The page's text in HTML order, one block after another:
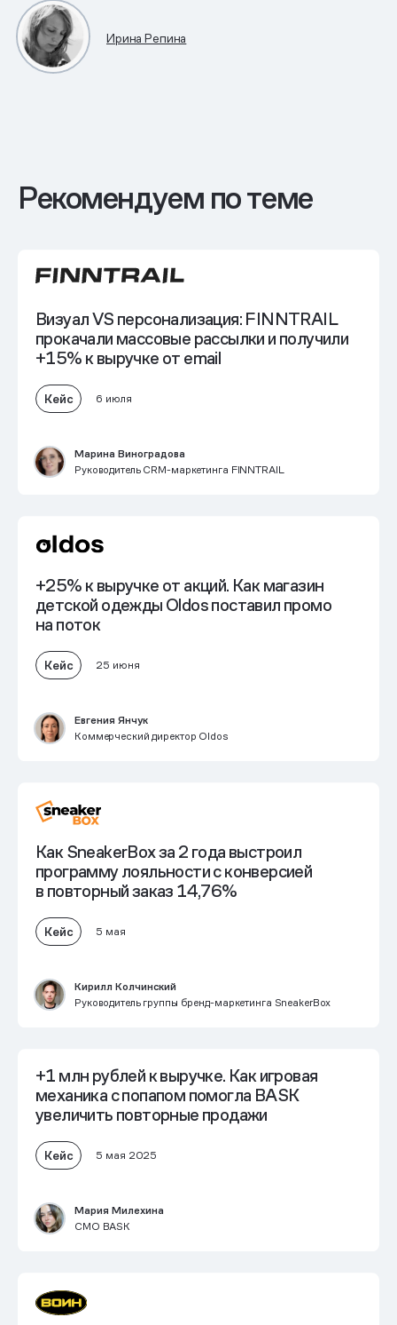
Ирина Репина
Рекомендуем по теме
Визуал VS персонализация: FINNTRAIL
прокачали массовые рассылки и получили
+15% к выручке от email
Кейс 6 июля
Марина Виноградова
Руководитель CRM-маркетинга FINNTRAIL
+25% к выручке от акций. Как магазин
детской одежды Oldos поставил промо
на поток
Кейс 25 июня
Евгения Янчук
Коммерческий директор Oldos
Как SneakerBox за 2 года выстроил
программу лояльностис конверсией
в повторный заказ 14,76%
Кейс 5 мая
Кирилл Колчинский
Руководитель группы бренд-маркетинга SneakerBox
+1 млн рублей к выручке. Как игровая
механика с попапом помогла BASK
увеличить повторные продажи
Кейс 5 мая 2025
Мария Милехина
CMO BASK